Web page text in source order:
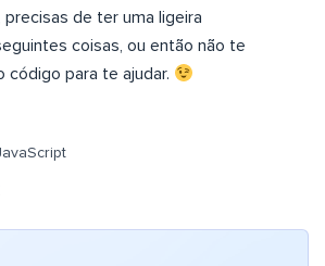
precisas de ter uma ligeira
coisas, ou então não te
código para te ajudar.